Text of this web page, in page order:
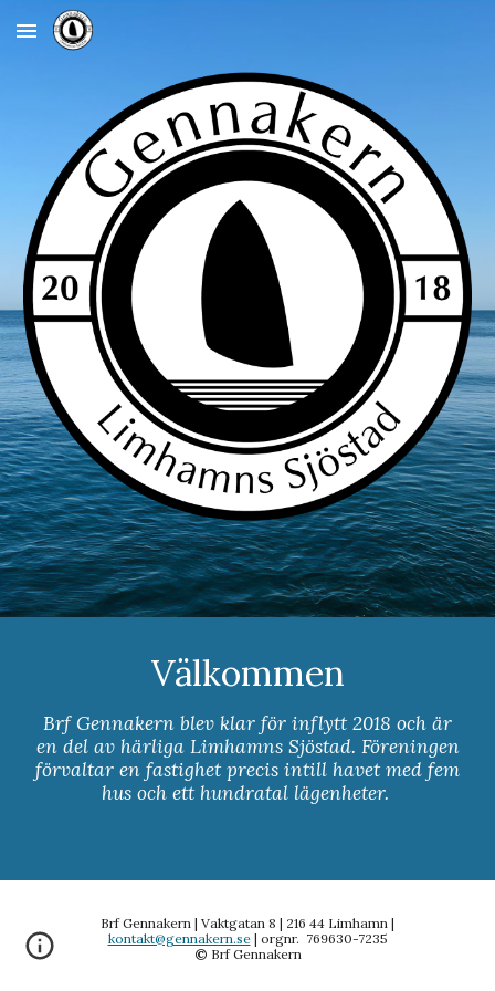
Skip to main content
Välkommen
Brf Gennakern blev klar för inflytt 2018 och är
en del av härliga Limhamns Sjöstad. Föreningen
förvaltar en fastighet precis intill havet med fem
hus och ett hundratal lägenheter.
Brf Gennakern | Vaktgatan 8 | 216 44 Limhamn |
kontakt@gennakern.se| orgnr. 769630-7235
© Brf Gennakern